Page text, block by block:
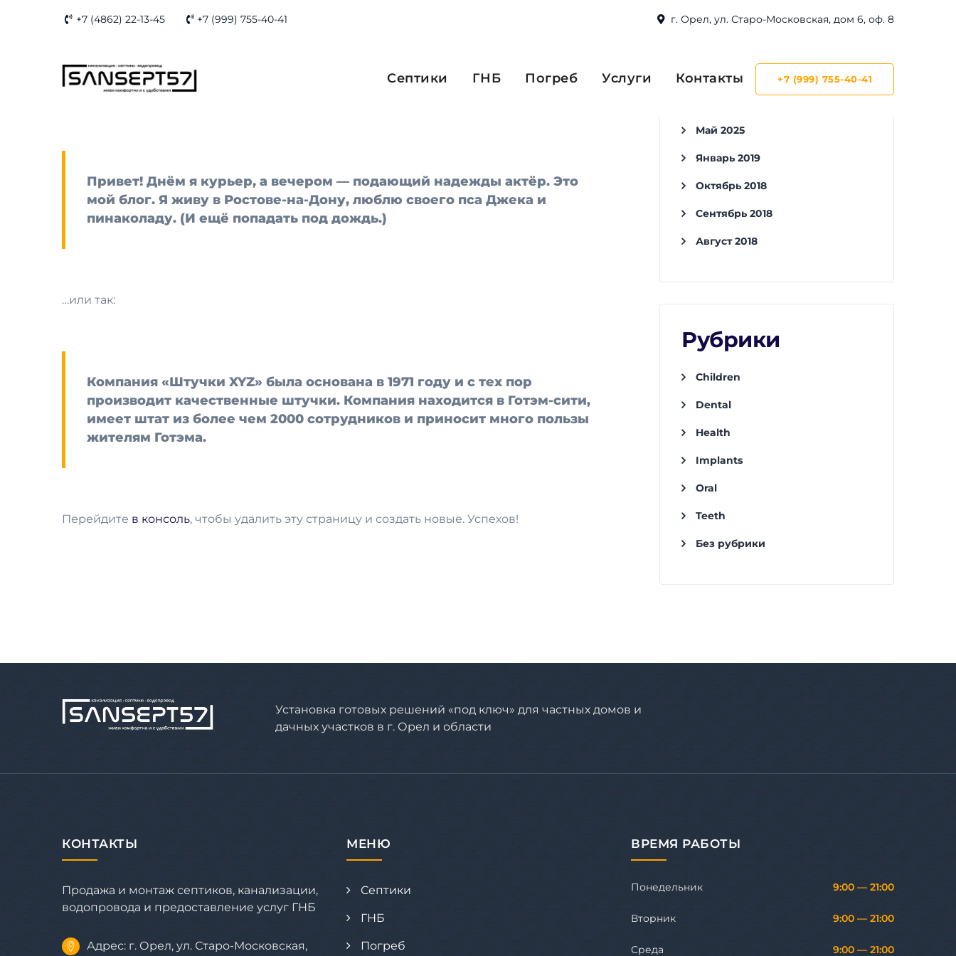
+7 (4862) 22-13-45 +7 (999) 755-40-41 г. Орел, ул. Старо-Московская, дом 6, оф. 8
Септики ГНБ Погреб Услуги Контакты +7 (999) 755-40-41
Это пример страницы. От записей в блоге она отличается тем, что остаётся на одном месте и
отображается в меню сайта (в большинстве тем). На странице «Детали» владельцы сайтов
Привет! Днём я курьер, а вечером — подающий надежды актёр. Это
мой блог. Я живу в Ростове-на-Дону, люблю своего пса Джека и
пинаколаду. (И ещё попадать под дождь.)
…или так:
Компания «Штучки XYZ» была основана в 1971 году и с тех пор
производит качественные штучки. Компания находится в Готэм-сити,
имеет штат из более чем 2000 сотрудников и приносит много пользы
жителям Готэма.
Перейдите в консоль, чтобы удалить эту страницу и создать новые. Успехов!
Архивы
Май 2025
Январь 2019
Октябрь 2018
Сентябрь 2018
Август 2018
Рубрики
Children
Dental
Health
Implants
Oral
Teeth
Без рубрики
Установка готовых решений «под ключ» для частных домов и
дачных участков в г. Орел и области
КОНТАКТЫ
Продажа и монтаж септиков, канализации,
водопровода и предоставление услуг ГНБ
Адрес: г. Орел, ул. Старо-Московская,
МЕНЮ
Септики
ГНБ
Погреб
ВРЕМЯ РАБОТЫ
Понедельник 9:00 — 21:00
Вторник 9:00 — 21:00
Среда 9:00 — 21:00